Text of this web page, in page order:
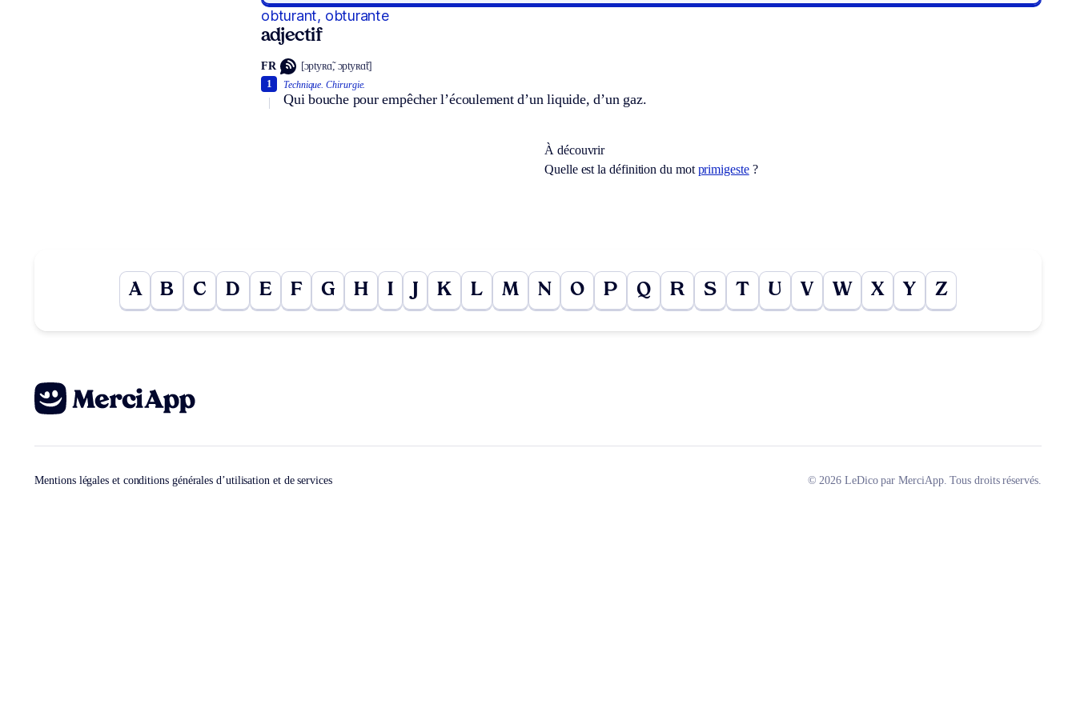
obturant, obturante
adjectif
FR [ɔptyʀɑ̃, ɔptyʀɑ̃t]
Technique. Chirurgie.
Qui bouche pour empêcher l’écoulement d’un liquide, d’un gaz.
1
À découvrir
Quelle est la définition du mot primigeste?
A B C D E F G H I K L M N O P Q R S T U V W X Y Z
Mentions légales et conditions générales d’utilisation et de services © 2026 LeDico par MerciApp. Tous droits réservés.